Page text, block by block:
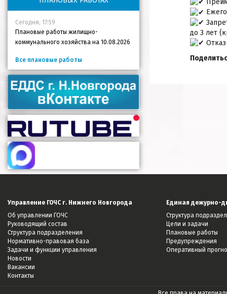
Сегодня, 17:59
Плановые работы жилищно-
коммунального хозяйства на 10.08.2026
Все плановые работы
до 3 лет
Управление ГОЧС г. Нижнего Новгорода
Об управлении ГОЧС
Руководящий состав
Структура подразделения
Нормативно-правовая база
Задачи и функции управления
Новости
Вакансии
Контакты
Единая дежурно-
Структура
Цели и задачи
Плановые работы
Предупреждения
Оперативный